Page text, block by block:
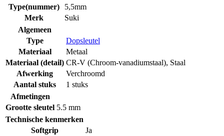
Type(nummer)
5,5mm
Merk
Suki
Algemeen
Type
Dopsleutel
Materiaal
Metaal
Materiaal (detail) CR-V (Chroom-vanadiumstaal), Staal
Afwerking
Verchroomd
Aantal stuks
1 stuks
Afmetingen
Grootte sleutel 5.5 mm
Technische kenmerken
Softgrip
Ja